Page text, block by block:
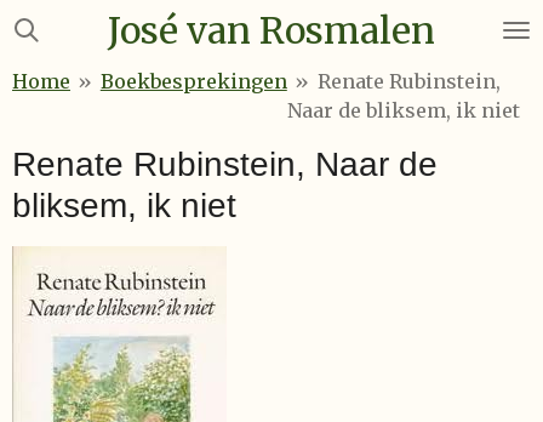
Ga
naar
José van Rosmalen
Home » Boekbesprekingen » Renate Rubinstein,
Naar de bliksem, ik niet
Renate Rubinstein, Naar de
bliksem, ik niet